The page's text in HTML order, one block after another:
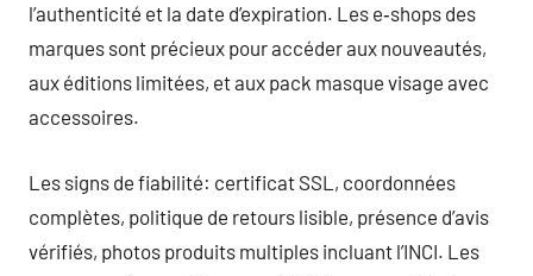
l’authenticité et la date d’expiration. Les e‑shops des
marques sont précieux pour accéder aux nouveautés,
aux éditions limitées, et aux pack masque visage avec
accessoires.
Les signs de fiabilité: certificat SSL, coordonnées
complètes, politique de retours lisible, présence d’avis
vérifiés, photos produits multiples incluant l’INCI. Les